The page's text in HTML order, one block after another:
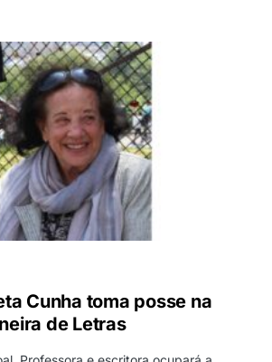
Cunha toma posse na
de Letras